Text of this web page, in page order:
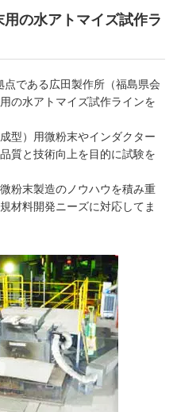
の水アトマイズ試作ラ
である広田製作所（福島県会
の水アトマイズ試作ラインを
型）用微粉末やインダクター
質と技術向上を目的に試験を
粉末製造のノウハウを積み重
材料開発ニーズに対応してま